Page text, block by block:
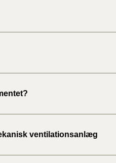
ventilationsanlæg